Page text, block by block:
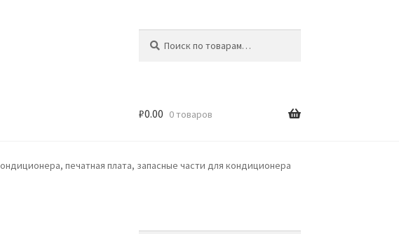
₽0.00 0 товаров
печатная плата, запасные части для кондиционера